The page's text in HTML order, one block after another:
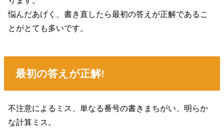
悩んだあげく、書き直したら最初の答えが正解であるこ
とがとても多いです。
最初の答えが正解!
不注意によるミス、単なる番号の書きまちがい、明らか
な計算ミス。